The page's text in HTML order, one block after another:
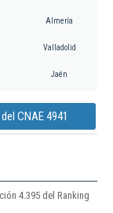
Almería
Valladolid
Jaén
CNAE 4941
4.395 del Ranking